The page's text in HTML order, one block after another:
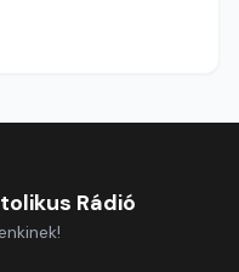
Rádió